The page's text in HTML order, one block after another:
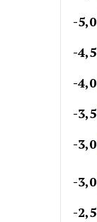
-5,0
-4,5
-4,0
-3,5
-3,0
-3,0
-2,5